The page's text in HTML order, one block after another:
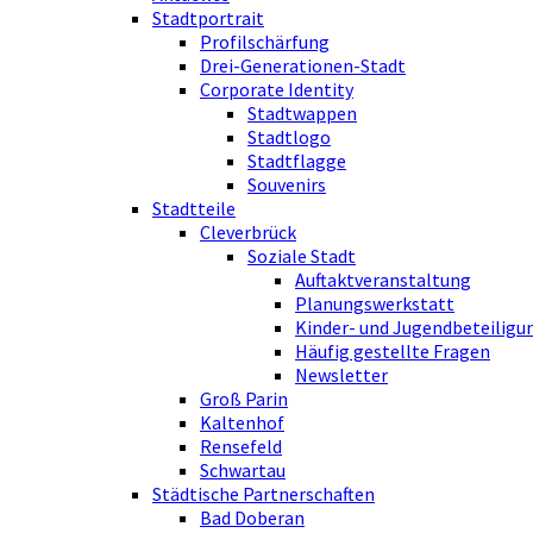
Stadtportrait
Profilschärfung
Drei-Generationen-Stadt
Corporate Identity
Stadtwappen
Stadtlogo
Stadtflagge
Souvenirs
Stadtteile
Cleverbrück
Soziale Stadt
Auftaktveranstaltung
Planungswerkstatt
Kinder- und
Häufig gestellte Fragen
Newsletter
Groß Parin
Kaltenhof
Rensefeld
Schwartau
Städtische Partnerschaften
Bad Doberan